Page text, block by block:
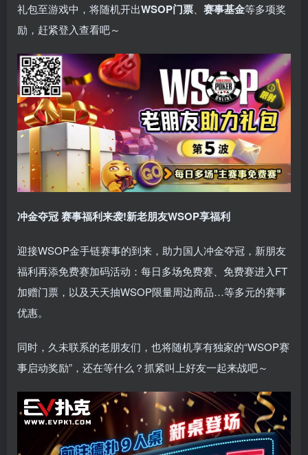
礼包至游戏中，将随机开出WSOP门票、 赛事基金等多项奖
励，赶紧登入查看吧～
冲金夺冠 赛事福利来袭!新老朋友WSOP享福利
迎接WSOP金手链赛事的到来，助力国人冲金夺冠，新朋友
福利再添免费赛加码活动：每日多场免费赛、免费赛进入FT
加赠门票，以及天天抽WSOP限量周边商品…等多元的赛事
优惠。
同时，久未联系的老朋友们，也将随机享有独家的“WSOP赛
事启动奖励”，还在等什么？抓紧叫上好友一起来战吧～